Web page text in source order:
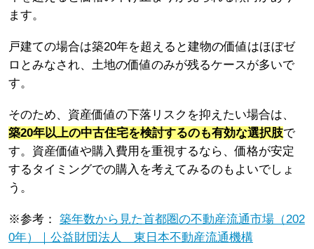
ます。
戸建ての場合は築20年を超えると建物の価値はほぼゼ
ロとみなされ、土地の価値のみが残るケースが多いで
す。
そのため、資産価値の下落リスクを抑えたい場合は、
築20年以上の中古住宅を検討するのも有効な選択肢で
す。資産価値や購入費用を重視するなら、価格が安定
するタイミングでの購入を考えてみるのもよいでしょ
う。
※参考：
築年数から見た首都圏の不動産流通市場（202
0年）｜公益財団法人 東日本不動産流通機構